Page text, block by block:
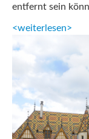
entfernt sein
<weiterlesen>